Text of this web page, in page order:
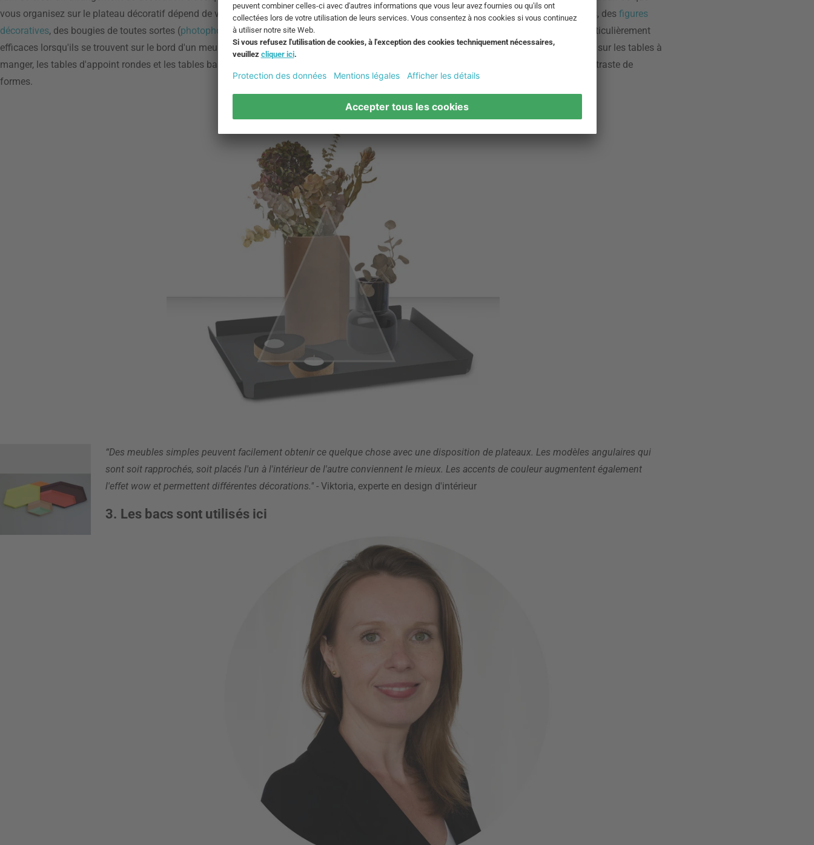
vous organisez sur le plateau décoratif dépend de vous. Les éléments classiques sont des fleurs envaseset despots, des vases non remplis, des figures
décoratives, des bougies de toutes sortes (photophores,bougeoirs) ou des
. Les plateaux carrés sont particulièrement
efficaces lorsqu'ils se trouvent sur le bord d'un meuble, par exemple sur des buffets ou des commodes. Les plateaux ronds sont le bon choix sur les tables à
manger, les tables d'appoint rondes et les tables basses. Les plateaux ronds s'adaptent également parfaitement où vous voulez créer un contraste de
formes.
“Des meubles simples peuvent facilement obtenir ce quelque chose avec une disposition de plateaux. Les modèles angulaires qui
sont soit rapprochés, soit placés l'un à l'intérieur de l'autre conviennent le mieux. Les accents de couleur augmentent également
l'effet wow et permettent différentes décorations." - Viktoria, experte en design d'intérieur
3. Les bacs sont utilisés ici